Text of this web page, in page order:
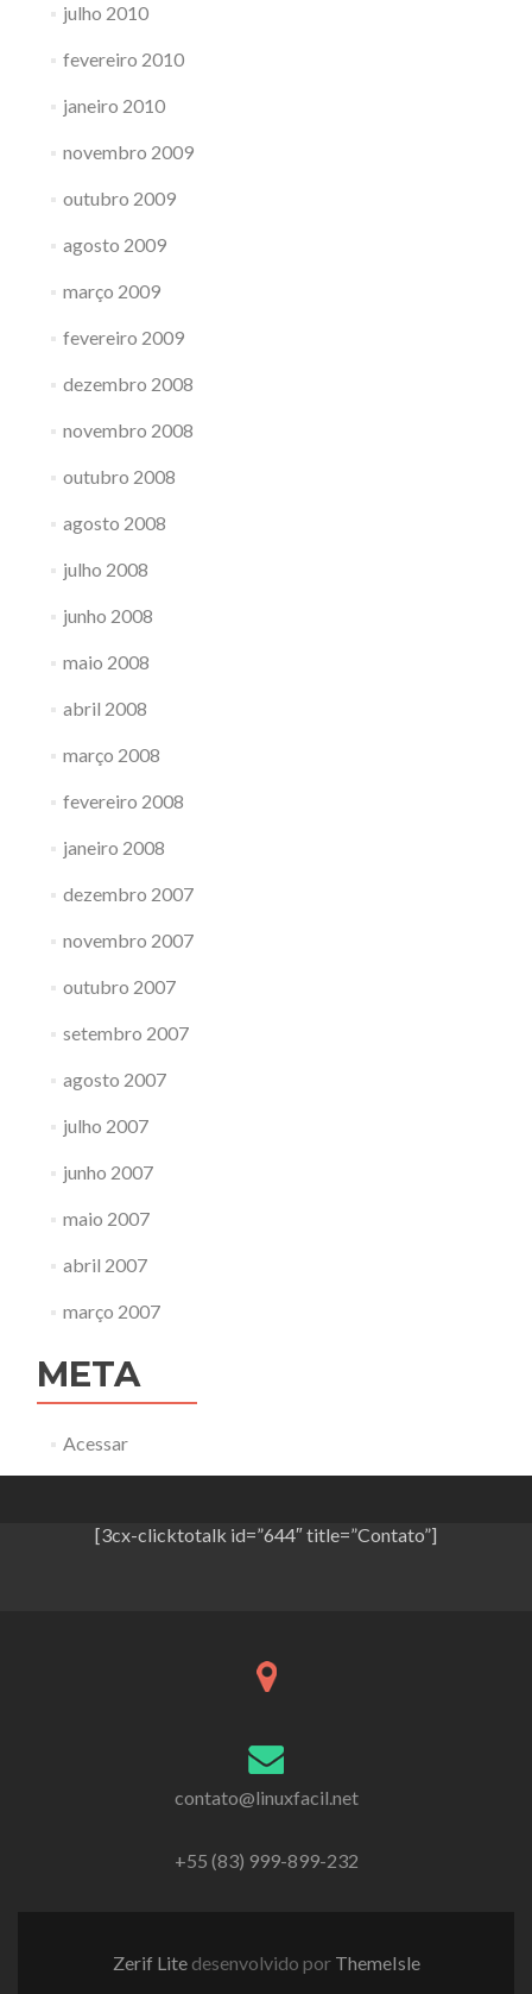
julho 2010
fevereiro 2010
janeiro 2010
novembro 2009
outubro 2009
agosto 2009
março 2009
fevereiro 2009
dezembro 2008
novembro 2008
outubro 2008
agosto 2008
julho 2008
junho 2008
maio 2008
abril 2008
março 2008
fevereiro 2008
janeiro 2008
dezembro 2007
novembro 2007
outubro 2007
setembro 2007
agosto 2007
julho 2007
junho 2007
maio 2007
abril 2007
março 2007
META
Acessar
[3cx-clicktotalk id=”644″ title=”Contato”]
contato@linuxfacil.net
+55 (83) 999-899-232
Zerif Lite desenvolvido por ThemeIsle